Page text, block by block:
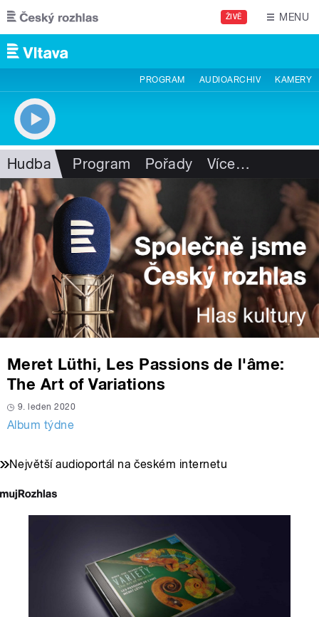
Přejít k hlavnímu obsahu
ŽIVĚ MENU
PROGRAM AUDIOARCHIV KAMERY
Hudba Program Pořady Více…
Meret Lüthi, Les Passions de l'âme:
The Art of Variations
9. leden 2020
Album týdne
Největší audioportál na českém internetu